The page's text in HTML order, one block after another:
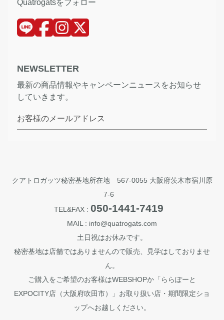
Quatrogatsをフォロー
NEWSLETTER
最新の商品情報やキャンペーンニュースをお知らせ
していきます。
お客様のメールアドレス
クアトロガッツ秘密基地所在地 567-0055 大阪府茨木市宿川原
7-6
TEL&FAX : 050-1441-7419
MAIL : info@quatrogats.com
土日祝はお休みです。
秘密基地は店舗ではありませんので販売、見学はしておりませ
ん。
ご購入をご希望のお客様はWEBSHOPか「ららぽーと
EXPOCITY店（大阪府吹田市）」お取り扱い店・期間限定ショ
ップへお越しください。